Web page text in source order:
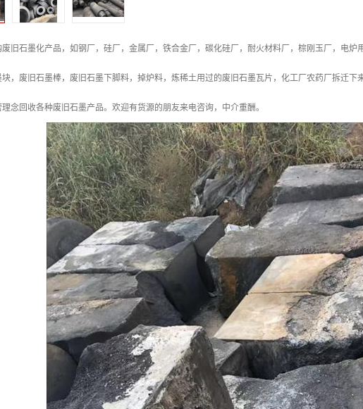
废旧石墨化产品，如钢厂，硅厂，金属厂，铁合金厂，碳化硅厂，耐火材料厂，棕刚玉厂，电
，废旧石墨棒，废旧石墨下脚料，掉炉料，炼稀土用过的废旧石墨瓦片，化工厂农药厂拆迁下
念回收各种废旧石墨产品。欢迎有货源的朋友来电咨询，中介重酬。